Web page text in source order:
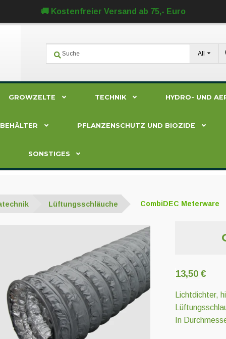
🚚 Kostenfreier Versand ab 75,- Euro
All
GROWZELTE TECHNIK HYDRO- UND
PFLANZENSCHUTZ UND BIOZIDE
SONSTIGES
Lüftungsschläuche CombiDEC Meterware
13,50€
Lichtdichter,
In